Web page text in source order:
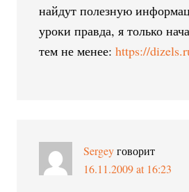
найдут полезную
уроки правда, я только
тем не менее:https://
Sergey говорит
16.11.2009 at 16:23